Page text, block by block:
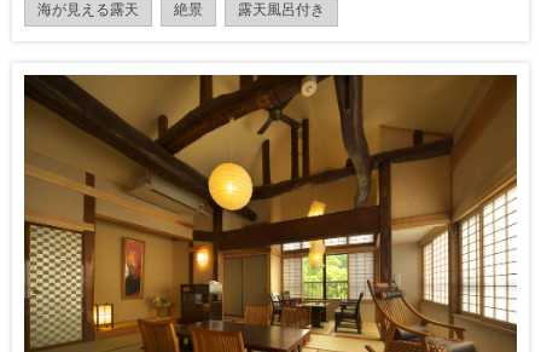
海が見える露天 絶景 露天風呂付き